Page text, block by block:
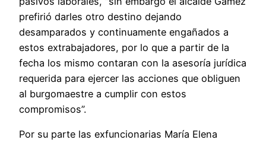
prefirió darles otro destino dejando
desamparados y continuamente engañados a
estos extrabajadores, por lo que a partir de la
fecha los mismo contaran con la asesoría jurídica
requerida para ejercer las acciones que obliguen
al burgomaestre a cumplir con estos
compromisos”.
Por su parte las exfuncionarias María Elena